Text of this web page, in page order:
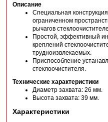
Описание
Специальная
ограниченном
рычагов
Простой, эффективный
креплений
трудноизвлекаемых.
Приспособление
стеклоочистителя.
Технические характеристики
Диаметр захвата: 26 мм.
Высота захвата: 39 мм.
Характеристики